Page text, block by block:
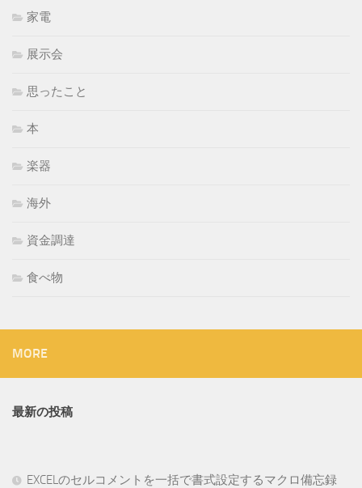
家電
展示会
思ったこと
本
楽器
海外
資金調達
食べ物
MORE
最新の投稿
EXCELのセルコメントを一括で書式設定するマクロ備忘録